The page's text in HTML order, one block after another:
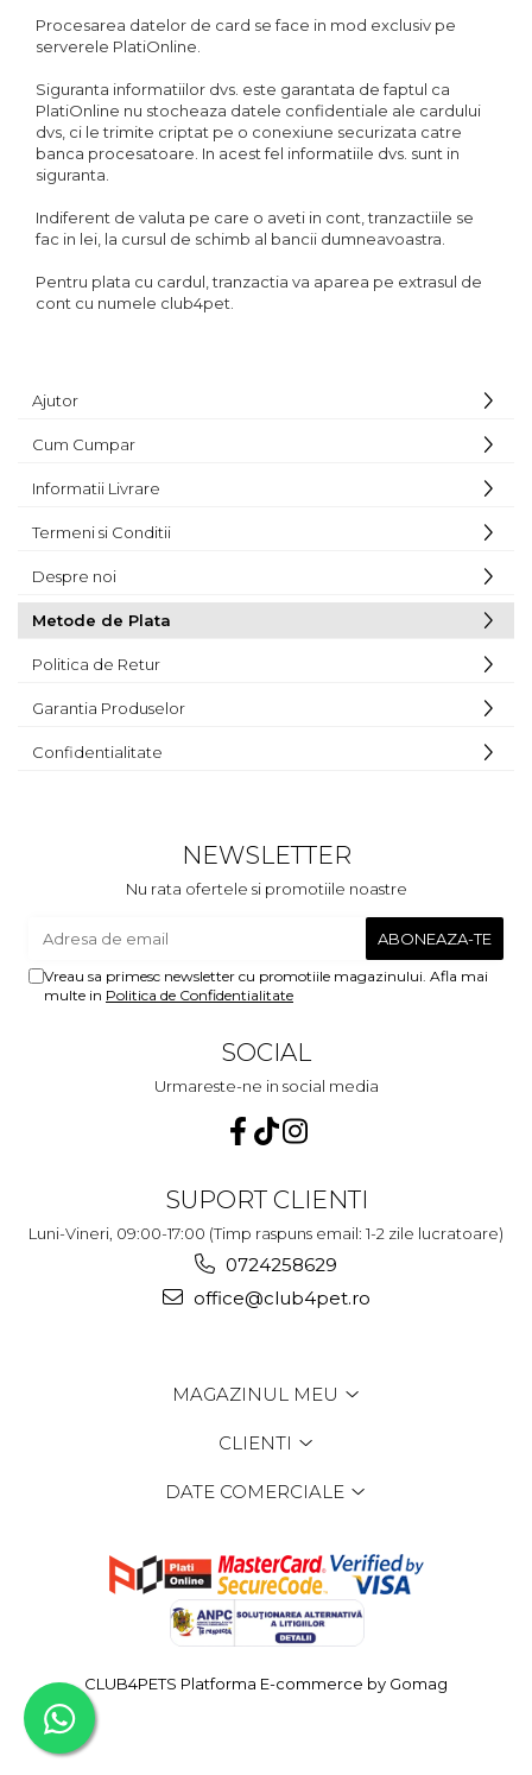
Procesarea datelor de card se face in mod exclusiv pe
serverele PlatiOnline.
Siguranta informatiilor dvs. este garantata de faptul ca
PlatiOnline nu stocheaza datele confidentiale ale cardului
dvs, ci le trimite criptat pe o conexiune securizata catre
banca procesatoare. In acest fel informatiile dvs. sunt in
siguranta.
Indiferent de valuta pe care o aveti in cont, tranzactiile se
fac in lei, la cursul de schimb al bancii dumneavoastra.
Pentru plata cu cardul, tranzactia va aparea pe extrasul de
cont cu numele club4pet.
Ajutor
Cum Cumpar
Informatii Livrare
Termeni si Conditii
Despre noi
Metode de Plata
Politica de Retur
Garantia Produselor
Confidentialitate
NEWSLETTER
Nu rata ofertele si promotiile noastre
Vreau sa primesc newsletter cu promotiile magazinului. Afla mai
multe in Politica de Confidentialitate
SOCIAL
Urmareste-ne in social media
SUPORT CLIENTI
Luni-Vineri, 09:00-17:00 (Timp raspuns email: 1-2 zile lucratoare)
0724258629
office@club4pet.ro
MAGAZINUL MEU
CLIENTI
DATE COMERCIALE
CLUB4PETS Platforma E-commerce by Gomag